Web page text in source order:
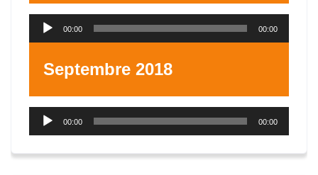
Lecteur
00:00 00:00
Septembre 2018
Lecteur
00:00 00:00